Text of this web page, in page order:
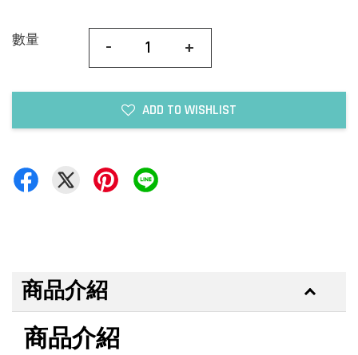
數量 - +
ADD TO WISHLIST
商品介紹
商品介紹